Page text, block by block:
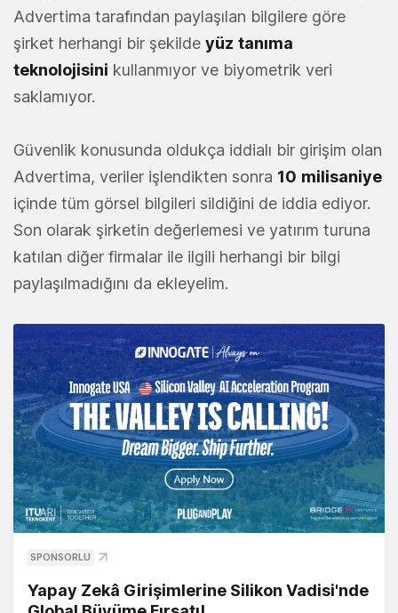
Advertima tarafından paylaşılan bilgilere göre
şirket herhangi bir şekilde yüz tanıma
teknolojisini kullanmıyor ve biyometrik veri
saklamıyor.
Güvenlik konusunda oldukça iddialı bir girişim olan
Advertima, veriler işlendikten sonra 10 milisaniye
içinde tüm görsel bilgileri sildiğini de iddia ediyor.
Son olarak şirketin değerlemesi ve yatırım turuna
katılan diğer firmalar ile ilgili herhangi bir bilgi
paylaşılmadığını da ekleyelim.
SPONSORLU
Yapay Zekâ Girişimlerine Silikon Vadisi'nde